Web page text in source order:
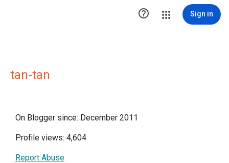
 Sign in
tan-tan
On Blogger since: December 2011
Profile views: 4,604
Report Abuse